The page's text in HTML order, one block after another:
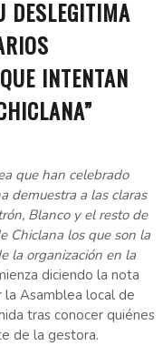
DESLEGITIMA
INTENTAN
que han celebrado
demuestra a las claras
Blanco y el resto de
Chiclana los que son la
la organización en la
diciendo la nota
la Asamblea local de
tras conocer quiénes
de la gestora.